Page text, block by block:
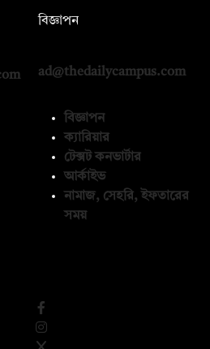
বিজ্ঞাপন
ad@thedailycampus.com
বিজ্ঞাপন
ক্যারিয়ার
টেক্সট কনভার্টার
আর্কাইভ
নামাজ, সেহরি, ইফতারের
সময়